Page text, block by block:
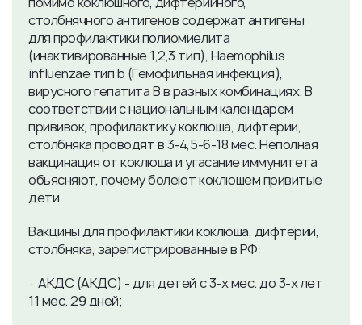
столбнячного антигенов содержат антигены
для профилактики полиомиелита
(инактивированные 1,2,3 тип), Haemophilus
influenzae тип b (Гемофильная инфекция),
вирусного гепатита В в разных комбинациях. В
соответствии с национальным календарем
прививок, профилактику коклюша, дифтерии,
столбняка проводят в 3-4,5-6-18 мес. Неполная
вакцинация от коклюша и угасание иммунитета
объясняют, почему болеют коклюшем привитые
дети.
Вакцины для профилактики коклюша, дифтерии,
столбняка, зарегистрированные в РФ:
· АКДС (АКДС) - для детей с 3-х мес. до 3-х лет
11 мес. 29 дней;